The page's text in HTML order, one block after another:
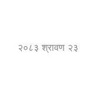
२०८३ श्रावण २३